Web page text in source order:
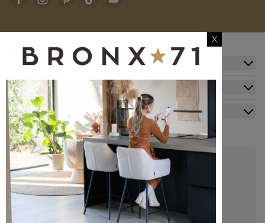
Zusatzinformation
Kundendienst
Mein Konto
Kontakt
+49 20341512060
kundenservice@bronx71.com
X